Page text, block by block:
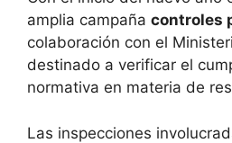
amplia campaña controles
colaboración con el
destinado a verificar el
normativa en materia de
Las inspecciones